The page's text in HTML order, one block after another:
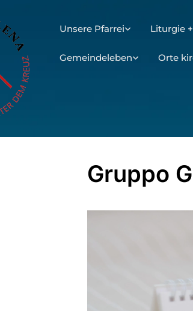
Unsere Pfarrei Liturgie
Gemeindeleben Orte
Gruppo